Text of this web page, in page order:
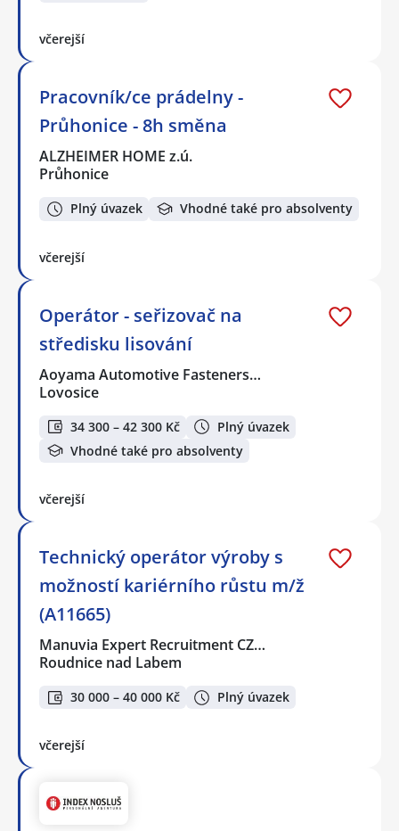
včerejší
Pracovník/ce prádelny -
Průhonice - 8h směna
ALZHEIMER HOME z.ú.
Průhonice
Plný úvazek Vhodné také pro absolventy
včerejší
Operátor - seřizovač na
středisku lisování
Aoyama Automotive Fasteners…
Lovosice
34 300 – 42 300 Kč
Plný úvazek
Vhodné také pro absolventy
včerejší
Technický operátor výroby s
možností kariérního růstu m/ž
(A11665)
Manuvia Expert Recruitment CZ…
Roudnice nad Labem
30 000 – 40 000 Kč Plný úvazek
včerejší